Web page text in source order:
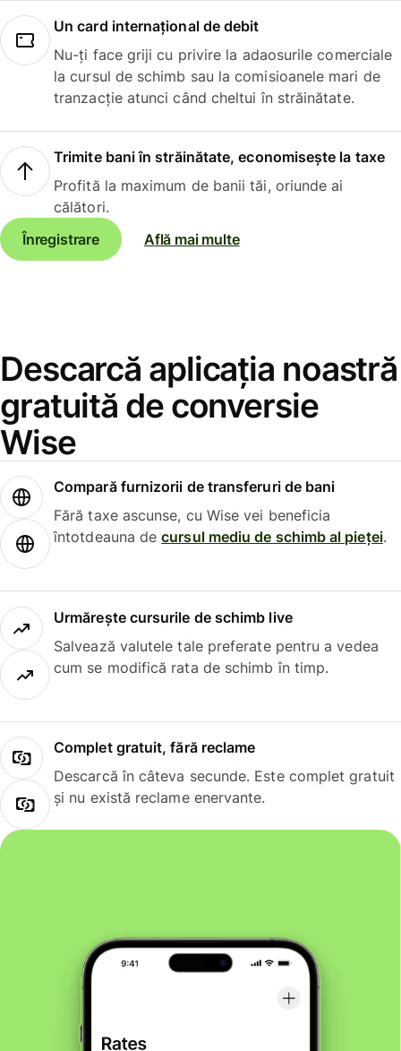
Un card internațional de debit
Nu-ți face griji cu privire la adaosurile comerciale
la cursul de schimb sau la comisioanele mari de
tranzacție atunci când cheltui în străinătate.
Trimite bani în străinătate, economisește la taxe
Profită la maximum de banii tăi, oriunde ai
călători.
Înregistrare
Află mai multe
Descarcă aplicația noastră
gratuită de conversie
Wise
Compară furnizorii de transferuri de bani
Fără taxe ascunse, cu Wise vei beneficia
întotdeauna decursul mediu de schimb al pieței.
Urmărește cursurile de schimb live
Salvează valutele tale preferate pentru a vedea
cum se modifică rata de schimb în timp.
Complet gratuit, fără reclame
Descarcă în câteva secunde. Este complet gratuit
și nu există reclame enervante.